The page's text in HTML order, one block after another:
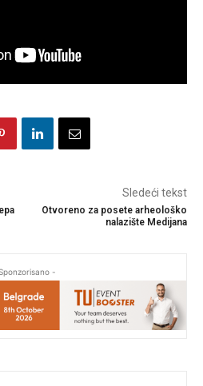
Sledeći tekst
Otvoreno za posete arheološko
nalazište Medijana
-